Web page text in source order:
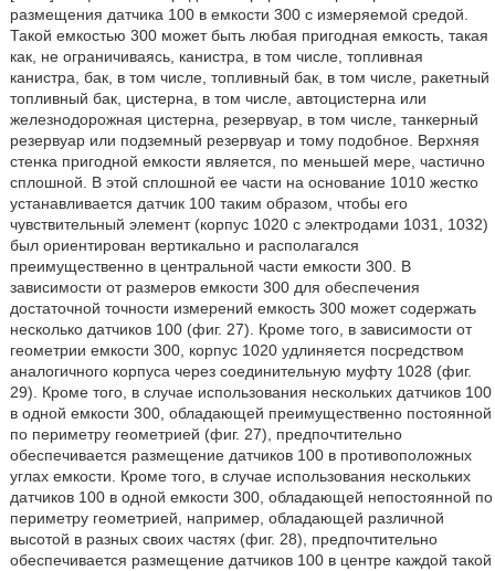
размещения датчика 100 в емкости 300 с измеряемой средой.
Такой емкостью 300 может быть любая пригодная емкость, такая
как, не ограничиваясь, канистра, в том числе, топливная
канистра, бак, в том числе, топливный бак, в том числе, ракетный
топливный бак, цистерна, в том числе, автоцистерна или
железнодорожная цистерна, резервуар, в том числе, танкерный
резервуар или подземный резервуар и тому подобное. Верхняя
стенка пригодной емкости является, по меньшей мере, частично
сплошной. В этой сплошной ее части на основание 1010 жестко
устанавливается датчик 100 таким образом, чтобы его
чувствительный элемент (корпус 1020 с электродами 1031, 1032)
был ориентирован вертикально и располагался
преимущественно в центральной части емкости 300. В
зависимости от размеров емкости 300 для обеспечения
достаточной точности измерений емкость 300 может содержать
несколько датчиков 100 (фиг. 27). Кроме того, в зависимости от
геометрии емкости 300, корпус 1020 удлиняется посредством
аналогичного корпуса через соединительную муфту 1028 (фиг.
29). Кроме того, в случае использования нескольких датчиков 100
в одной емкости 300, обладающей преимущественно постоянной
по периметру геометрией (фиг. 27), предпочтительно
обеспечивается размещение датчиков 100 в противоположных
углах емкости. Кроме того, в случае использования нескольких
датчиков 100 в одной емкости 300, обладающей непостоянной по
периметру геометрией, например, обладающей различной
высотой в разных своих частях (фиг. 28), предпочтительно
обеспечивается размещение датчиков 100 в центре каждой такой